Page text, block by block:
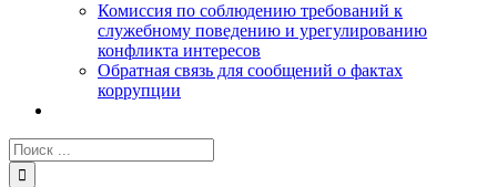
Комиссия по соблюдению требований к
служебному поведению и урегулированию
конфликта интересов
Обратная связь для сообщений о фактах
коррупции
Результат
поиска: